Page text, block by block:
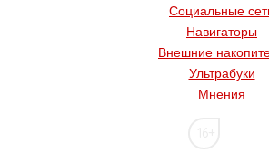
Социальные
Навигаторы
Внешние
Ультрабуки
Мнения